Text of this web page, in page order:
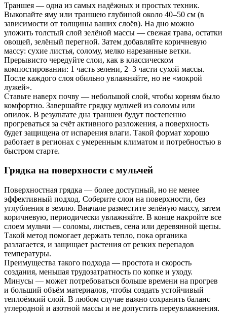
Траншея — одна из самых надёжных и простых техник.
Выкопайте яму или траншею глубиной около 40–50 см (в
зависимости от толщины ваших слоёв). На дно можно
уложить толстый слой зелёной массы — свежая трава, остатки
овощей, зелёный перегной. Затем добавляйте коричневую
массу: сухие листья, солому, мелко нарезанные ветки.
Прерывисто чередуйте слои, как в классическом
компостировании: 1 часть зелени, 2–3 части сухой массы.
После каждого слоя обильно увлажняйте, но не «мокрой
лужей».
Ставьте наверх почву — небольшой слой, чтобы корням было
комфортно. Завершайте грядку мульчей из соломы или
опилок. В результате дна траншеи будут постепенно
прогреваться за счёт активного разложения, а поверхность
будет защищена от испарения влаги. Такой формат хорошо
работает в регионах с умеренным климатом и потребностью в
быстром старте.
Грядка на поверхности с мульчей
Поверхностная грядка — более доступный, но не менее
эффективный подход. Соберите слои на поверхности, без
углубления в землю. Вначале разместите зелёную массу, затем
коричневую, периодически увлажняйте. В конце накройте все
слоем мульчи — соломы, листьев, сена или деревянной щепы.
Такой метод помогает держать тепло, пока органика
разлагается, и защищает растения от резких перепадов
температуры.
Преимущества такого подхода — простота и скорость
создания, меньшая трудозатратность по копке и уходу.
Минусы — может потребоваться больше времени на прогрев
и больший объём материалов, чтобы создать устойчивый
теплоёмкий слой. В любом случае важно сохранить баланс
углеродной и азотной массы и не допустить переувлажнения.